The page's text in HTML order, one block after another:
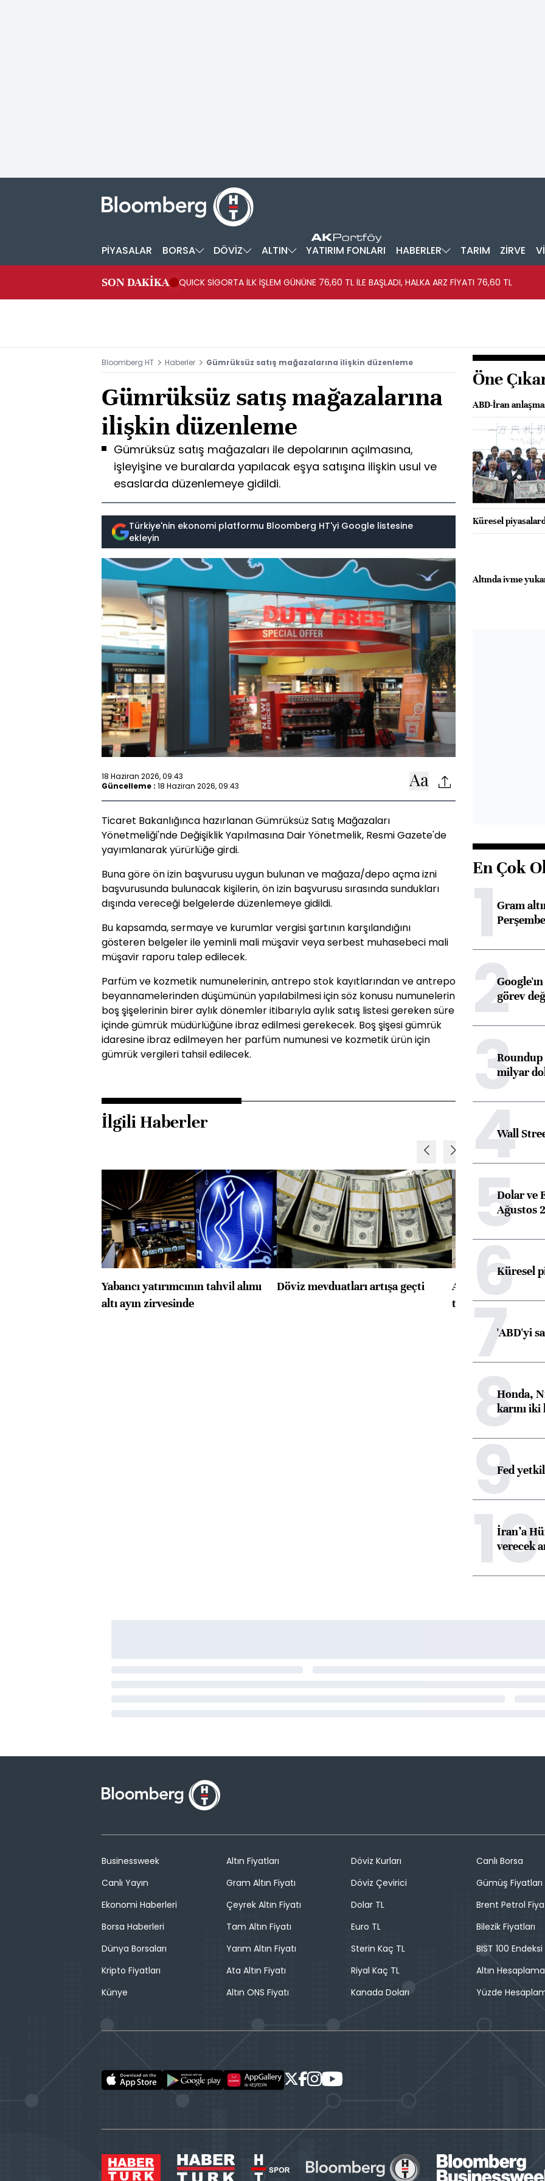
PİYASALAR BORSA DÖVİZ ALTIN YATIRIM FONLARI HABERLER TARIM ZİRVE
SON DAKİKA QUICK SİGORTA İLK İŞLEM GÜNÜNE 76,60 TL İLE BAŞLADI, HALKA ARZ FİYATI 76,60 TL
Bloomberg HT Haberler Gümrüksüz satış mağazalarına ilişkin düzenleme
Gümrüksüz satış mağazalarına
ilişkin düzenleme
Gümrüksüz satış mağazaları ile depolarının açılmasına,
işleyişine ve buralarda yapılacak eşya satışına ilişkin usul ve
esaslarda düzenlemeye gidildi.
Türkiye'nin ekonomi platformu Bloomberg HT'yi Google listesine
ekleyin
18 Haziran 2026, 09:43
Güncelleme : 18 Haziran 2026, 09:43
Ticaret Bakanlığınca hazırlanan Gümrüksüz Satış Mağazaları
Yönetmeliği'nde Değişiklik Yapılmasına Dair Yönetmelik, Resmi Gazete'de
yayımlanarak yürürlüğe girdi.
Buna göre ön izin başvurusu uygun bulunan ve mağaza/depo açma izni
başvurusunda bulunacak kişilerin, ön izin başvurusu sırasında sundukları
dışında vereceği belgelerde düzenlemeye gidildi.
Bu kapsamda, sermaye ve kurumlar vergisi şartının karşılandığını
gösteren belgeler ile yeminli mali müşavir veya serbest muhasebeci mali
müşavir raporu talep edilecek.
Parfüm ve kozmetik numunelerinin, antrepo stok kayıtlarından ve antrepo
beyannamelerinden düşümünün yapılabilmesi için söz konusu numunelerin
boş şişelerinin birer aylık dönemler itibarıyla aylık satış listesi gereken süre
içinde gümrük müdürlüğüne ibraz edilmesi gerekecek. Boş şişesi gümrük
idaresine ibraz edilmeyen her parfüm numunesi ve kozmetik ürün için
gümrük vergileri tahsil edilecek.
İlgili Haberler
Yabancı yatırımcının tahvil alımı
altı ayın zirvesinde
Döviz mevduatları artışa geçti
ABD'de konut
toparlandı
Öne
ABD-İran
Küresel
Altında ivme
En Çok
1Gram
2görev
3Roundup
milyar
4
Wall
5Dolar ve
Ağustos
6Küresel
7'ABD'yi
8Honda,
karını
9
Fed
10
İran’a
verecek
Businessweek
Canlı Yayın
Ekonomi Haberleri
Borsa Haberleri
Dünya Borsaları
Kripto Fiyatları
Künye
Altın Fiyatları
Gram Altın Fiyatı
Çeyrek Altın Fiyatı
Tam Altın Fiyatı
Yarım Altın Fiyatı
Ata Altın Fiyatı
Altın ONS Fiyatı
Döviz Kurları
Döviz Çevirici
Dolar TL
Euro TL
Sterin Kaç TL
Riyal Kaç TL
Kanada Doları
Canlı Borsa
Gümüş Fiyatları
Brent Petrol
Bilezik Fiyatları
BIST 100 Endeksi
Altın Hesaplama
Yüzde